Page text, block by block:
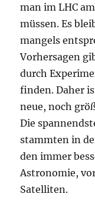
man im LHC
müssen. Es
mangels
Vorhersagen
durch
finden. Daher
neue, noch
Die
stammten in
den immer
Astronomie,
Satelliten.